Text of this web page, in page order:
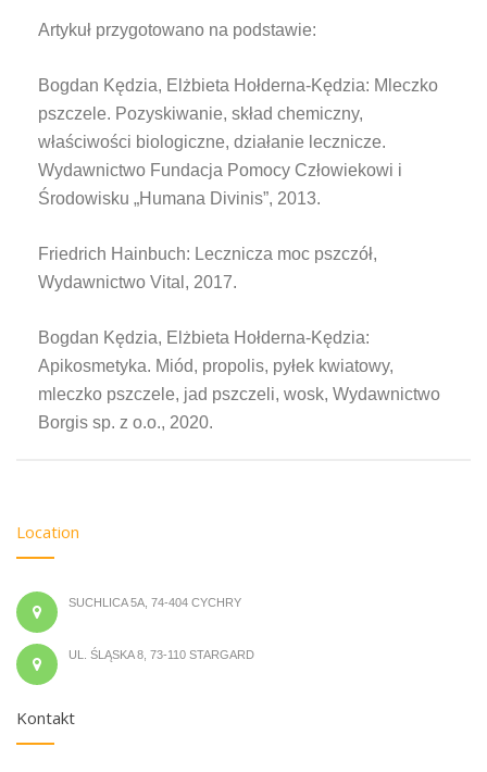
Artykuł przygotowano na podstawie:
Bogdan Kędzia, Elżbieta Hołderna-Kędzia: Mleczko
pszczele. Pozyskiwanie, skład chemiczny,
właściwości biologiczne, działanie lecznicze.
Wydawnictwo Fundacja Pomocy Człowiekowi i
Środowisku „Humana Divinis”, 2013.
Friedrich Hainbuch: Lecznicza moc pszczół,
Wydawnictwo Vital, 2017.
Bogdan Kędzia, Elżbieta Hołderna-Kędzia:
Apikosmetyka. Miód, propolis, pyłek kwiatowy,
mleczko pszczele, jad pszczeli, wosk, Wydawnictwo
Borgis sp. z o.o., 2020.
Location
SUCHLICA 5A, 74-404 CYCHRY
UL. ŚLĄSKA 8, 73-110 STARGARD
Kontakt